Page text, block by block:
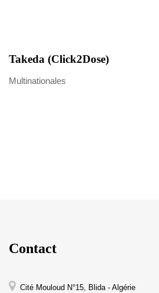
Takeda (Click2Dose)
Multinationales
Contact
Cité Mouloud N°15, Blida - Algérie